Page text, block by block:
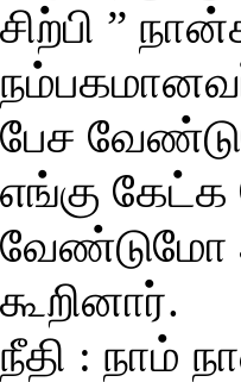
சிற்பி ”
பேச
எங்கு
வேண்டுமோ
கூறினார்.
நீதி : நாம்